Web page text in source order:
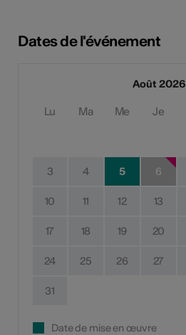
Dates de l'événement
Août 2026
Lu Ma Me Je
3 4 5 6
10 11 12 13
17 18 19 20
24 25 26 27
31
Date de mise en œuvre